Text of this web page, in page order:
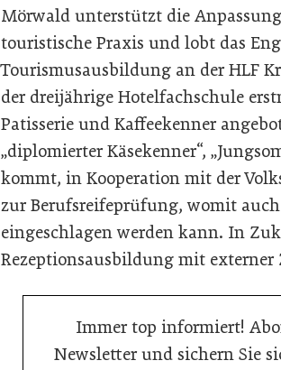
Mörwald unterstützt die
touristische Praxis und lobt das
Tourismusausbildung an der HLF
der dreijährige Hotelfachschule
Patisserie und Kaffeekenner
„diplomierter Käsekenner“,
kommt, in Kooperation mit der
zur Berufsreifeprüfung, womit
eingeschlagen werden kann. In
Rezeptionsausbildung mit externer
Immer top informiert!
Newsletter und sichern Sie